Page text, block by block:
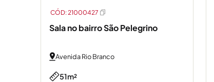
Sala no bairro São Pelegrino
Avenida Rio Branco
51m²
CÓD: 21000427